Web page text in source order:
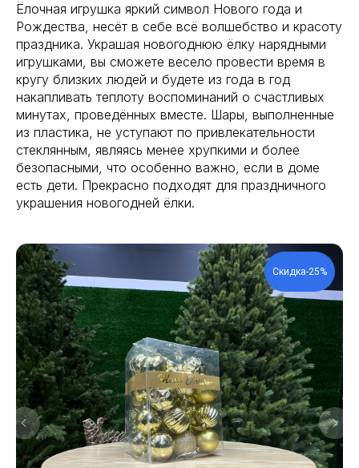
Ёлочная игрушка яркий символ Нового года и
Рождества, несёт в себе всё волшебство и красоту
праздника. Украшая новогоднюю ёлку нарядными
игрушками, вы сможете весело провести время в
кругу близких людей и будете из года в год
накапливать теплоту воспоминаний о счастливых
минутах, проведённых вместе. Шары, выполненные
из пластика, не уступают по привлекательности
стеклянным, являясь менее хрупкими и более
безопасными, что особенно важно, если в доме
есть дети. Прекрасно подходят для праздничного
украшения новогодней ёлки.
Скидка-25%